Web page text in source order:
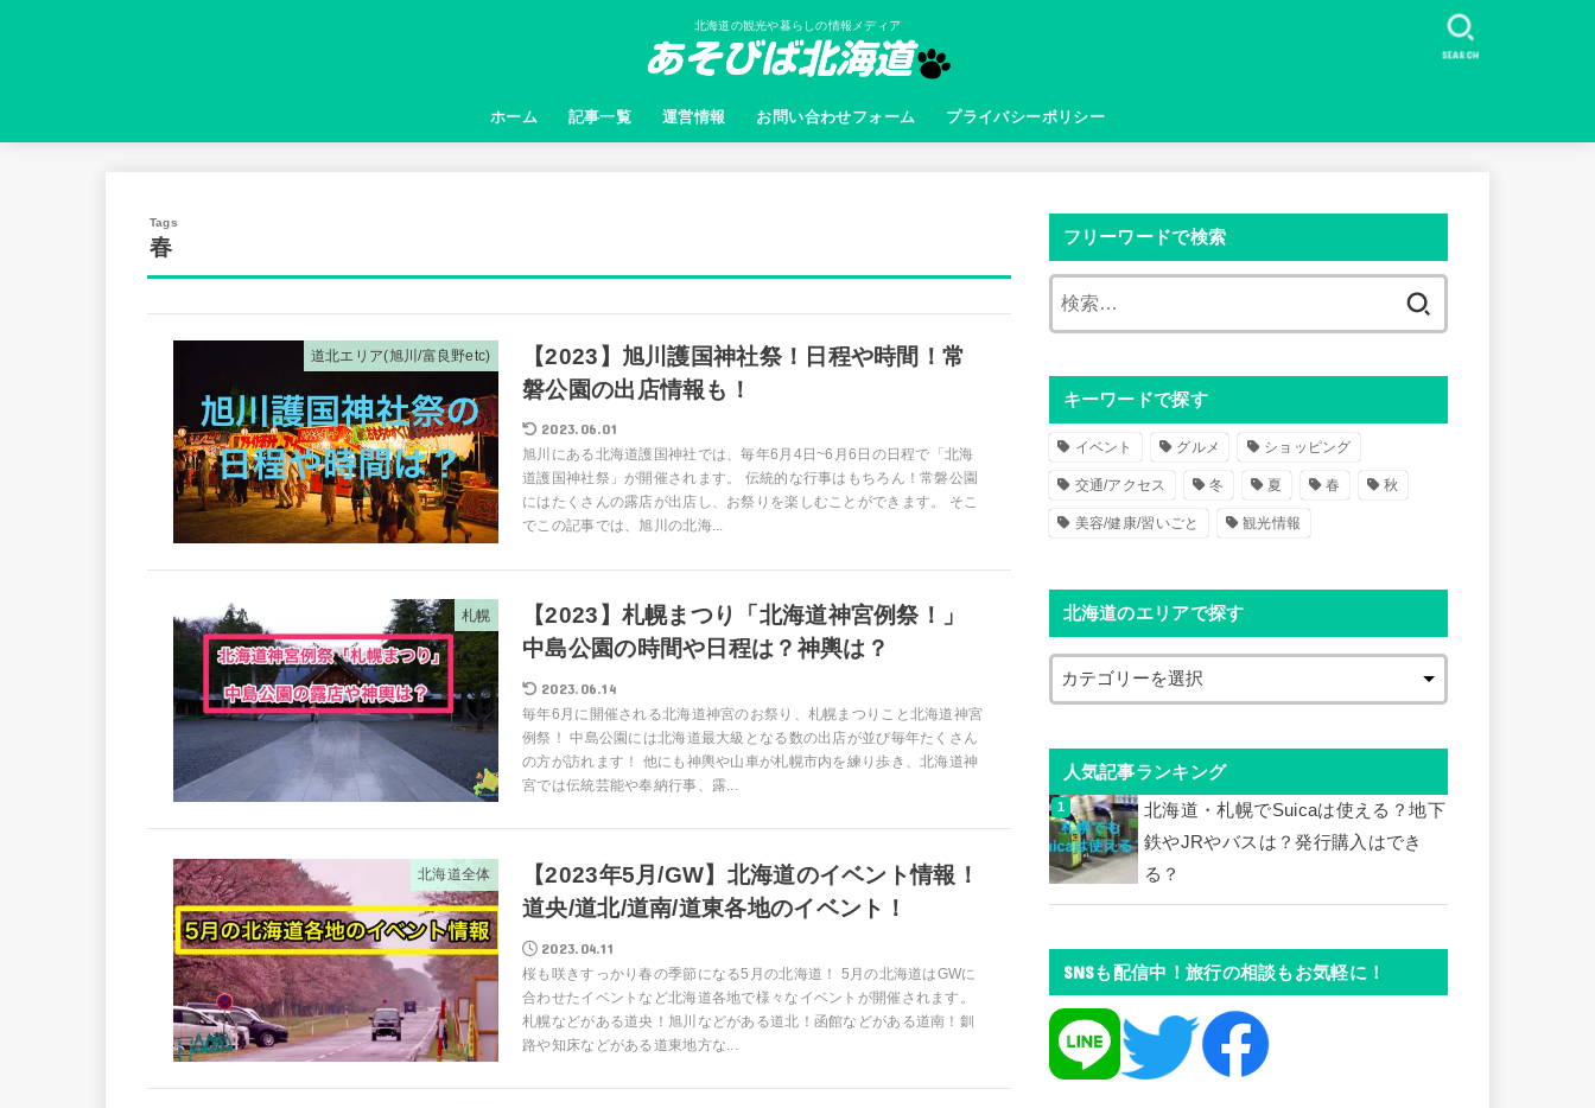
北海道の観光や暮らしの情報メディア
ホーム 記事一覧 運営情報 お問い合わせフォーム プライバシーポリシー
SEARCH
春
道北エリア(旭川/富良野etc)
【2023】旭川護国神社祭！日程や時間！常
磐公園の出店情報も！
2023.06.01
旭川にある北海道護国神社では、毎年6月4日~6月6日の日程で「北海
道護国神社祭」が開催されます。 伝統的な行事はもちろん！常磐公園
にはたくさんの露店が出店し、お祭りを楽しむことができます。 そこ
でこの記事では、旭川の北海...
札幌
【2023】札幌まつり「北海道神宮例祭！」
中島公園の時間や日程は？神輿は？
2023.06.14
毎年6月に開催される北海道神宮のお祭り、札幌まつりこと北海道神宮
例祭！ 中島公園には北海道最大級となる数の出店が並び毎年たくさん
の方が訪れます！ 他にも神輿や山車が札幌市内を練り歩き、北海道神
宮では伝統芸能や奉納行事、露...
北海道全体
【2023年5月/GW】北海道のイベント情報！
道央/道北/道南/道東各地のイベント！
2023.04.11
桜も咲きすっかり春の季節になる5月の北海道！ 5月の北海道はGWに
合わせたイベントなど北海道各地で様々なイベントが開催されます。
札幌などがある道央！旭川などがある道北！函館などがある道南！釧
路や知床などがある道東地方な...
フリーワードで検索
キーワードで探す
イベント グルメ ショッピング
交通/アクセス 冬 夏 春 秋
美容/健康/習いごと 観光情報
北海道のエリアで探す
人気記事ランキング
北海道・札幌でSuicaは使える？地下
鉄やJRやバスは？発行購入はでき
る？
SNSも配信中！旅行の相談もお気軽に！